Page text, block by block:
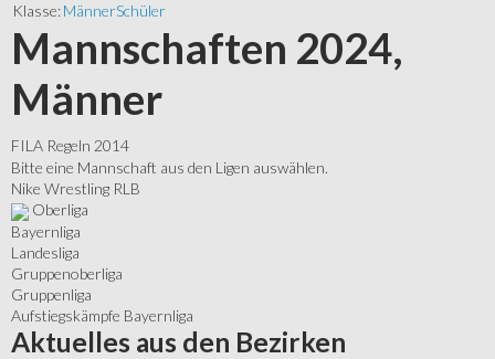
Klasse:MännerSchüler
Mannschaften 2024,
Männer
FILA Regeln 2014
Bitte eine Mannschaft aus den Ligen auswählen.
Nike Wrestling RLB
Oberliga
Bayernliga
Landesliga
Gruppenoberliga
Gruppenliga
Aufstiegskämpfe Bayernliga
Aktuelles aus den Bezirken